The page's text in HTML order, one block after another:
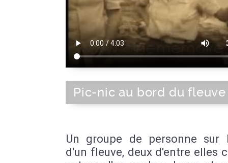
Pic-nic au bord du fleuve
Un groupe de personne sur
d'un fleuve, deux d'entre elles